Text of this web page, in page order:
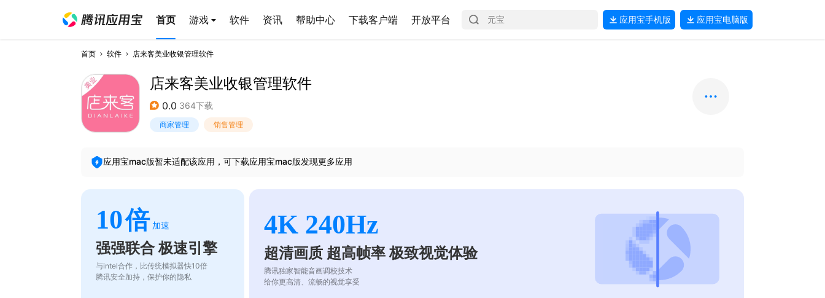
首页 游戏 软件 资讯 帮助中心 下载客户端 开放平台 应用宝手机版 应用宝电脑版
首页 软件 店来客美业收银管理软件
店来客美业收银管理软件
0.0 364下载
商家管理 销售管理
应用宝mac版暂未适配该应用，可下载应用宝mac版发现更多应用
10倍 加速
强强联合 极速引擎
与intel合作，比传统模拟器快10倍
腾讯安全加持，保护你的隐私
4K 240Hz
超清画质 超高帧率 极致视觉体验
腾讯独家智能音画调校技术
给你更高清、流畅的视觉享受